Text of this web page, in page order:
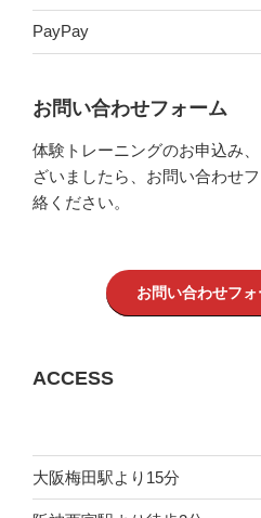
PayPay
お問い合わせフォーム
体験トレーニングのお申込み
ざいましたら、お問い合わせ
絡ください。
お問い合わせフ
ACCESS
大阪梅田駅より15分